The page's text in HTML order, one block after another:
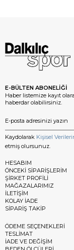
E-BÜLTEN ABONELİĞİ
Haber listemize kayıt
haberdar olabilirsiniz.
Kaydolarak Kişisel
etmiş olursunuz.
HESABIM
ÖNCEKİ SİPARİŞLERİM
ŞİRKET PROFİLİ
MAĞAZALARIMIZ
İLETİŞİM
KOLAY İADE
SİPARİŞ TAKİP
ÖDEME SEÇENEKLERİ
TESLİMAT
İADE VE DEĞİŞİM